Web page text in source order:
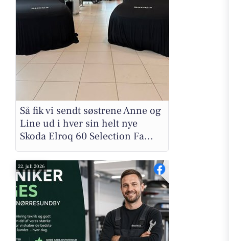
Så fik vi sendt søstrene Anne og
Line ud i hver sin helt nye
Skoda Elroq 60 Selection Fa...
22. juli 2026